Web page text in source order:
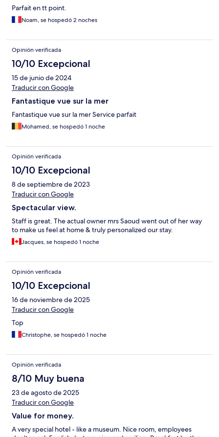
Parfait en tt point.
Noam, se hospedó 2 noches
Opinión verificada
10/10 Excepcional
15 de junio de 2024
Traducir con Google
Fantastique vue sur la mer
Fantastique vue sur la mer Service parfait
Mohamed, se hospedó 1 noche
Opinión verificada
10/10 Excepcional
8 de septiembre de 2023
Traducir con Google
Spectacular view.
Staff is great. The actual owner mrs Saoud went out of her way
to make us feel at home & truly personalized our stay.
Jacques, se hospedó 1 noche
Opinión verificada
10/10 Excepcional
16 de noviembre de 2025
Traducir con Google
Top
Christophe, se hospedó 1 noche
Opinión verificada
8/10 Muy buena
23 de agosto de 2025
Traducir con Google
Value for money.
A very special hotel - like a museum. Nice room, employees